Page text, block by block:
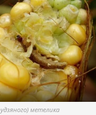
метелика